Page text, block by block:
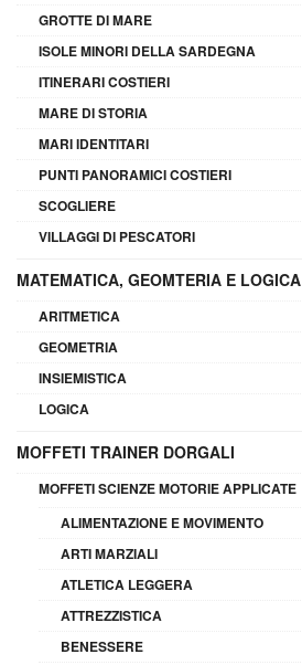
GROTTE DI MARE
ISOLE MINORI DELLA SARDEGNA
ITINERARI COSTIERI
MARE DI STORIA
MARI IDENTITARI
PUNTI PANORAMICI COSTIERI
SCOGLIERE
VILLAGGI DI PESCATORI
MATEMATICA, GEOMTERIA E LOGICA
ARITMETICA
GEOMETRIA
INSIEMISTICA
LOGICA
MOFFETI TRAINER DORGALI
MOFFETI SCIENZE MOTORIE APPLICATE
ALIMENTAZIONE E MOVIMENTO
ARTI MARZIALI
ATLETICA LEGGERA
ATTREZZISTICA
BENESSERE